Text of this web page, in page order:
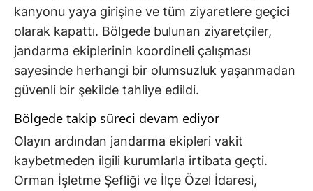
kanyonu yaya girişine ve tüm ziyaretlere geçici
olarak kapattı. Bölgede bulunan ziyaretçiler,
jandarma ekiplerinin koordineli çalışması
sayesinde herhangi bir olumsuzluk yaşanmadan
güvenli bir şekilde tahliye edildi.
Bölgede takip süreci devam ediyor
Olayın ardından jandarma ekipleri vakit
kaybetmeden ilgili kurumlarla irtibata geçti.
Orman İşletme Şefliği ve İlçe Özel İdaresi,